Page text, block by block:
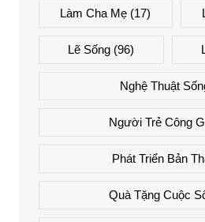
Làm Cha Mẹ (17)
Lẽ Sống (96)
Nghệ Thuật
Người Trẻ Công
Phát Triển Bản
Quà Tặng Cuộc